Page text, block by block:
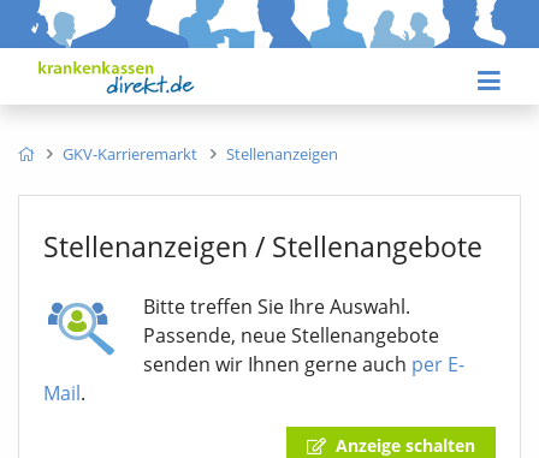
GKV-Karrieremarkt Stellenanzeigen
Stellenanzeigen / Stellenangebote
Bitte treffen Sie Ihre Auswahl.
Passende, neue Stellenangebote
senden wir Ihnen gerne auch per E-
Mail.
Anzeige schalten